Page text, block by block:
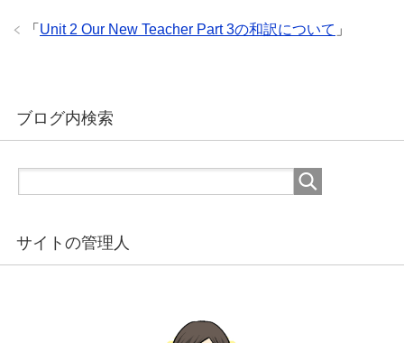
「 Unit 2 Our New Teacher Part 3の和訳について 」
ブログ内検索
サイトの管理人